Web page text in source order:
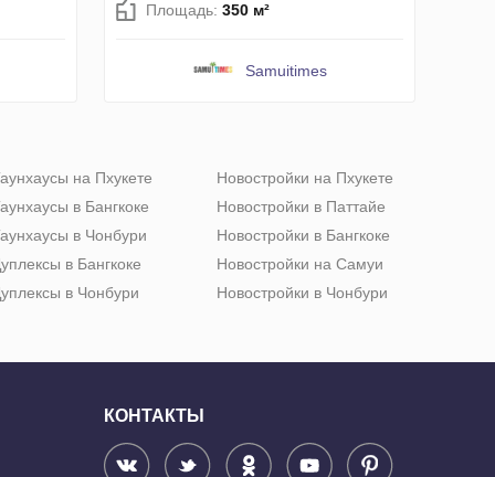
Площадь: 350 м²
Samuitimes
на Пхукете
в Бангкоке
в Чонбури
в Бангкоке
в Чонбури
Новостройки на Пхукете
Новостройки в Паттайе
Новостройки в Бангкоке
Новостройки на Самуи
Новостройки в Чонбури
КОНТАКТЫ